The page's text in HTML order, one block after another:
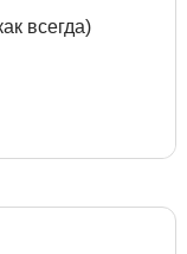
всегда)